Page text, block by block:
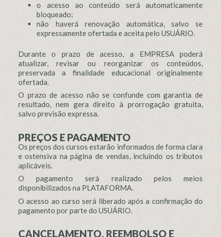
o acesso ao conteúdo será automaticamente
bloqueado;
não haverá renovação automática, salvo se
expressamente ofertada e aceita pelo USUÁRIO.
Durante o prazo de acesso, a EMPRESA poderá
atualizar, revisar ou reorganizar os conteúdos,
preservada a finalidade educacional originalmente
ofertada.
O prazo de acesso não se confunde com garantia de
resultado, nem gera direito à prorrogação gratuita,
salvo previsão expressa.
PREÇOS E PAGAMENTO
Os preços dos cursos estarão informados de forma clara
e ostensiva na página de vendas, incluindo os tributos
aplicáveis.
O pagamento será realizado pelos meios
disponibilizados na PLATAFORMA.
O acesso ao curso será liberado após a confirmação do
pagamento por parte do USUÁRIO.
CANCELAMENTO, REEMBOLSO E